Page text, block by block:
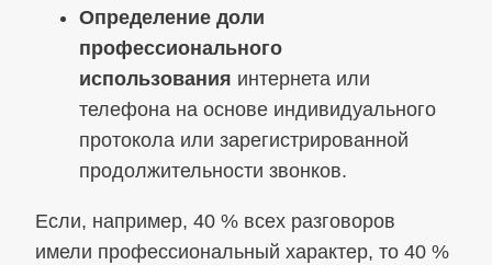
Определение доли
профессионального
использования интернета или
телефона на основе индивидуального
протокола или зарегистрированной
продолжительности звонков.
Если, например, 40 % всех разговоров
имели профессиональный характер, то 40 %